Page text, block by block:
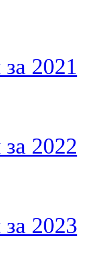
2021
2022
2023